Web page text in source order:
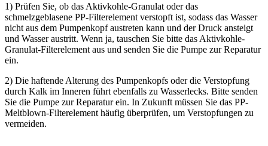
1) Prüfen Sie, ob das Aktivkohle-Granulat oder das
schmelzgeblasene PP-Filterelement verstopft ist, sodass das Wasser
nicht aus dem Pumpenkopf austreten kann und der Druck ansteigt
und Wasser austritt. Wenn ja, tauschen Sie bitte das Aktivkohle-
Granulat-Filterelement aus und senden Sie die Pumpe zur Reparatur
ein.
2) Die haftende Alterung des Pumpenkopfs oder die Verstopfung
durch Kalk im Inneren führt ebenfalls zu Wasserlecks. Bitte senden
Sie die Pumpe zur Reparatur ein. In Zukunft müssen Sie das PP-
Meltblown-Filterelement häufig überprüfen, um Verstopfungen zu
vermeiden.